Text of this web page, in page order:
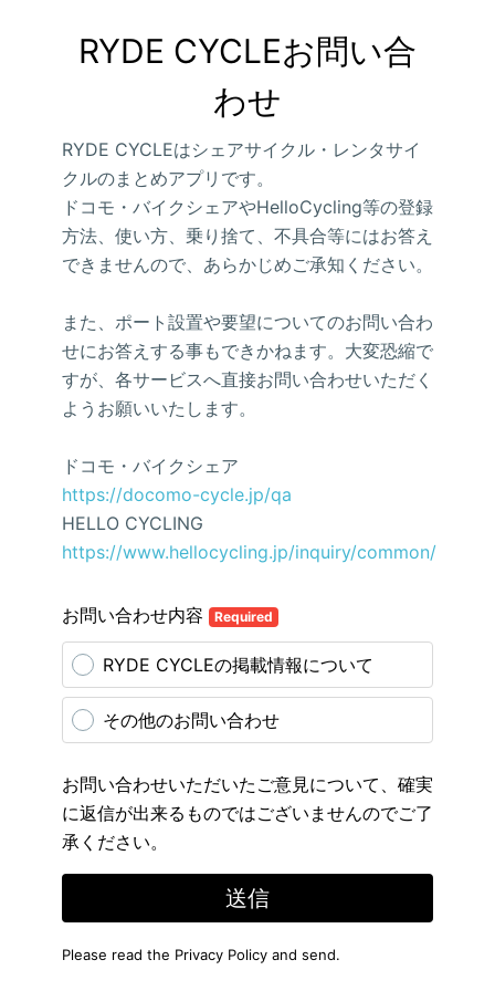
RYDE CYCLEお問い合
わせ
RYDE CYCLEはシェアサイクル・レンタサイ
クルのまとめアプリです。
ドコモ・バイクシェアやHelloCycling等の登録
方法、使い方、乗り捨て、不具合等にはお答え
できませんので、あらかじめご承知ください。
また、ポート設置や要望についてのお問い合わ
せにお答えする事もできかねます。大変恐縮で
すが、各サービスへ直接お問い合わせいただく
ようお願いいたします。
ドコモ・バイクシェア
https://docomo-cycle.jp/qa
HELLO CYCLING
https://www.hellocycling.jp/inquiry/common/
お問い合わせ内容 Required
RYDE CYCLEの掲載情報について
その他のお問い合わせ
お問い合わせいただいたご意見について、確実
に返信が出来るものではございませんのでご了
承ください。
送信
Please read the Privacy Policy and send.